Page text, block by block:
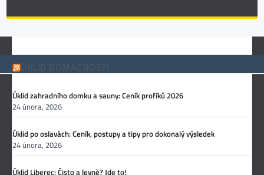
ÚKLID DOMÁCNOSTI
Úklid zahradního domku a sauny: Ceník profíků 2026
24 února, 2026
Úklid po oslavách: Ceník, postupy a tipy pro dokonalý výsledek
24 února, 2026
Úklid Liberec: Čisto a levně? Jde to!